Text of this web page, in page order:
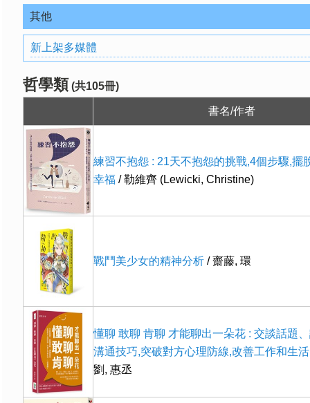
其他
新上架多媒體
哲學類 (共105冊)
書名/作者
練習不抱怨 : 21天不抱怨的挑戰,4個步驟,擺
幸福 / 勒維齊 (Lewicki, Christine)
戰鬥美少女的精神分析 / 齋藤, 環
懂聊 敢聊 肯聊 才能聊出一朵花 : 交談話題
溝通技巧,突破對方心理防線,改善工作和生
劉, 惠丞